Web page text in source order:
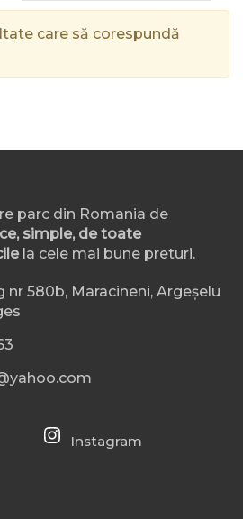
care să corespundă
parc din Romania de
simple, de toate
la cele mai bune preturi.
nr 580b, Maracineni, Argeșelu
Instagram